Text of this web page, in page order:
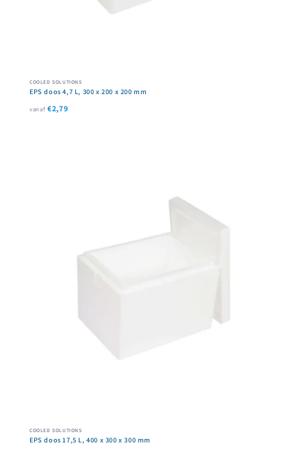
COOLED SOLUTIONS
EPS doos 4,7 L, 300 x 200 x 200 mm
vanaf €2,79
COOLED SOLUTIONS
EPS doos 17,5 L, 400 x 300 x 300 mm